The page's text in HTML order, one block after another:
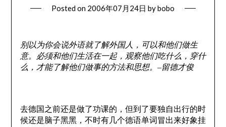
Posted on 2006年07月24日 bybobo
别以为你会说外语就了解外国人，可以和他们做生
意。必须和他们生活在一起，观察他们吃什么，穿什
么，才能了解他们做事的方法和思想。–留德才俊
去德国之前还是做了功课的，但到了要独自出行的时
候还是脑子黑黑，不时有几个德语单词冒出来好象挂